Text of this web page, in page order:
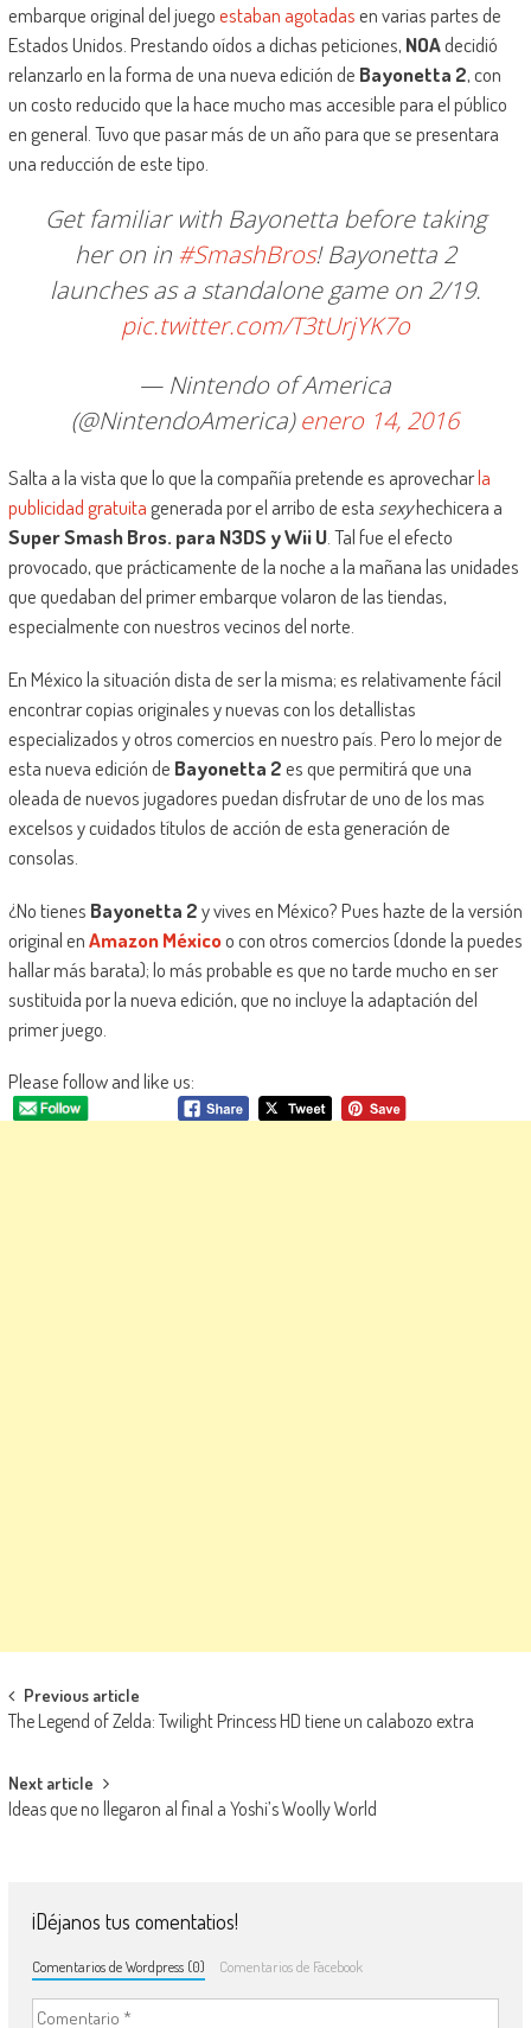
embarque original del juegoestaban agotadasen varias partes de
Estados Unidos. Prestando oídos a dichas peticiones, NOAdecidió
relanzarlo en la forma de una nueva edición de Bayonetta 2, con
un costo reducido que la hace mucho mas accesible para el público
en general. Tuvo que pasar más de un año para que se presentara
una reducción de este tipo.
Get familiar with Bayonetta before taking
her on in #SmashBros! Bayonetta 2
launches as a standalone game on 2/19.
pic.twitter.com/T3tUrjYK7o
— Nintendo of America
(@NintendoAmerica)enero 14, 2016
Salta a la vista que lo que la compañía pretende es aprovecharla
publicidad gratuita generada por el arribo de esta sexyhechicera a
Super Smash Bros. para N3DS y Wii U. Tal fue el efecto
provocado, que prácticamente de la noche a la mañana las unidades
que quedaban del primer embarque volaron de las tiendas,
especialmente con nuestros vecinos del norte.
En México la situación dista de ser la misma; es relativamente fácil
encontrar copias originales y nuevas con los detallistas
especializados y otros comercios en nuestro país. Pero lo mejor de
esta nueva edición de Bayonetta 2es que permitirá que una
oleada de nuevos jugadores puedan disfrutar de uno de los mas
excelsos y cuidados títulos de acción de esta generación de
consolas.
¿No tienes Bayonetta 2y vives en México? Pues hazte de la versión
original enAmazon Méxicoo con otros comercios (donde la puedes
hallar más barata); lo más probable es que no tarde mucho en ser
sustituida por la nueva edición, que no incluye la adaptación del
primer juego.
Please follow and like us:
Navegación de entradas
Previous article
The Legend of Zelda: Twilight Princess HD tiene un calabozo extra
Next article
Ideas que no llegaron al final a Yoshi’s Woolly World
¡Déjanos tus comentatios!
Comentarios de Wordpress (0) Comentarios de Facebook